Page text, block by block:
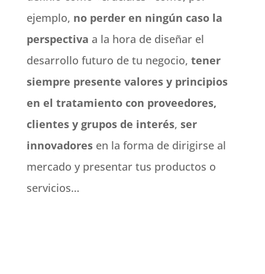
ejemplo, no perder en ningún caso la
perspectiva a la hora de diseñar el
desarrollo futuro de tu negocio, tener
siempre presente valores y principios
en el tratamiento con proveedores,
clientes y grupos de interés, ser
innovadoresen la forma de dirigirse al
mercado y presentar tus productos o
servicios…